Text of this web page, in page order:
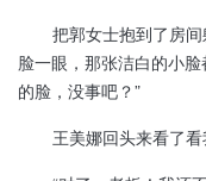
把郭女士抱到了房
脸一眼，那张洁白的小
的脸，没事吧？”
王美娜回头来看了